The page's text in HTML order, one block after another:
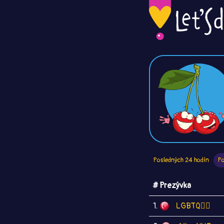
Posledných 24 hodín
# Prezývka
1. LGBTQ🏳️‍🌈